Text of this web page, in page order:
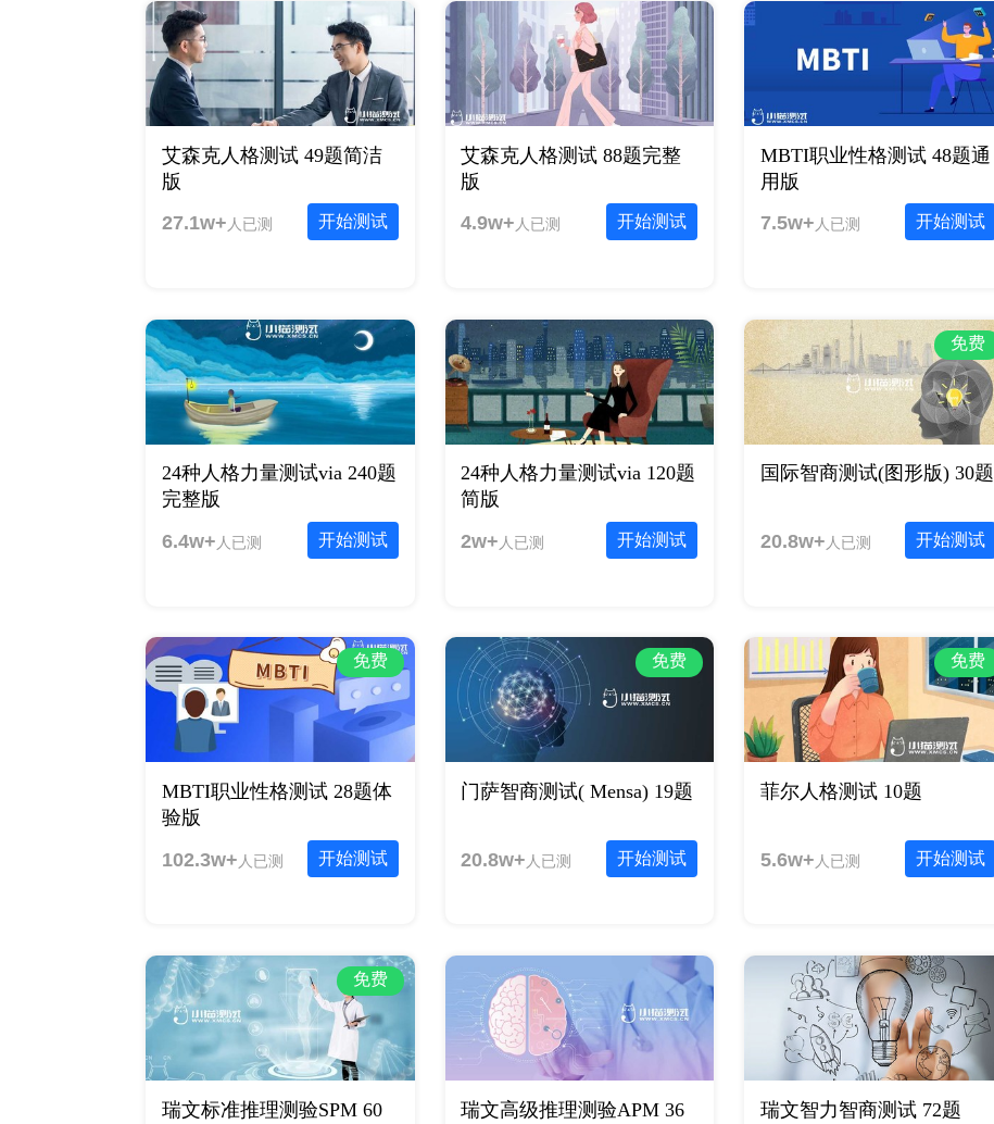
艾森克人格测试 49题简洁
版
开始测试
27.1w+ 人已测
艾森克人格测试 88题完整
版
开始测试
4.9w+ 人已测
MBTI职业性格测试 48题通
用版
开始测试
7.5w+ 人已测
24种人格力量测试via 240题
完整版
开始测试
6.4w+ 人已测
24种人格力量测试via 120题
简版
开始测试
2w+ 人已测
免费
国际智商测试(图形版) 30题
开始测试
20.8w+ 人已测
免费
MBTI职业性格测试 28题体
验版
开始测试
102.3w+ 人已测
免费
门萨智商测试( Mensa) 19题
开始测试
20.8w+ 人已测
免费
菲尔人格测试 10题
开始测试
5.6w+ 人已测
免费
瑞文标准推理测验SPM 60
瑞文高级推理测验APM 36
瑞文智力智商测试 72题